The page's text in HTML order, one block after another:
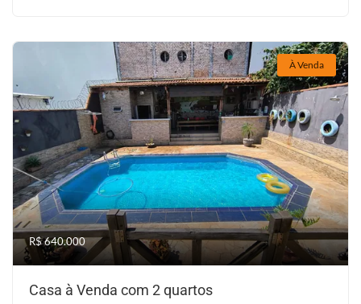
À Venda
R$ 640.000
Casa à Venda com 2 quartos